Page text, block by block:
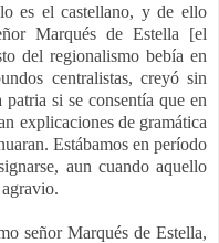
es el castellano, y de ello
Marqués de Estella [el
del regionalismo bebía en
centralistas, creyó sin
si se consentía que en
explicaciones de gramática
Estábamos en período
aun cuando aquello
señor Marqués de Estella,